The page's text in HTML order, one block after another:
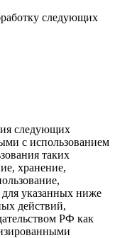
следующих
следующих
с использованием
таких
хранение,
для указанных ниже
действий,
РФ как